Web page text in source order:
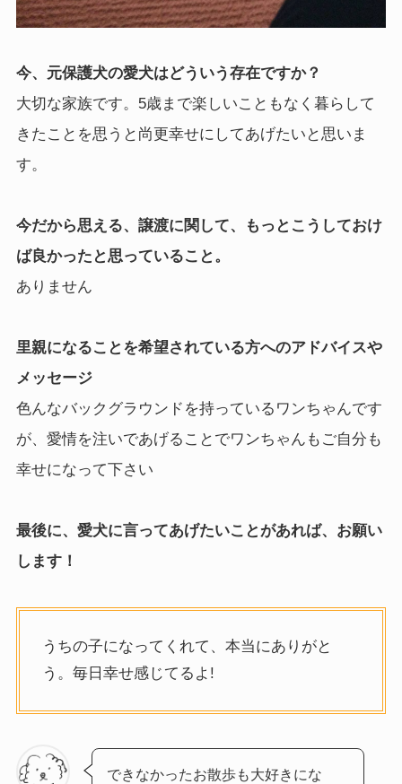
今、元保護犬の愛犬はどういう存在ですか？
大切な家族です。5歳まで楽しいこともなく暮らして
きたことを思うと尚更幸せにしてあげたいと思いま
す。
今だから思える、譲渡に関して、もっとこうしておけ
ば良かったと思っていること。
ありません
里親になることを希望されている方へのアドバイスや
メッセージ
色んなバックグラウンドを持っているワンちゃんです
が、愛情を注いであげることでワンちゃんもご自分も
幸せになって下さい
最後に、愛犬に言ってあげたいことがあれば、お願い
します！
うちの子になってくれて、本当にありがと
う。毎日幸せ感じてるよ!
できなかったお散歩も大好きにな